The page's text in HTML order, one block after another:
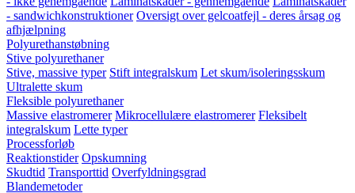
- sandwichkonstruktioner Oversigt over gelcoatfejl - deres årsag og
afhjælpning
Polyurethanstøbning
Stive polyurethaner
Stive, massive typer Stift integralskum Let skum/isoleringsskum
Ultralette skum
Fleksible polyurethaner
Massive elastromerer Mikrocellulære elastromerer Fleksibelt
integralskum Lette typer
Processforløb
Reaktionstider Opskumning
Skudtid Transporttid Overfyldningsgrad
Blandemetoder